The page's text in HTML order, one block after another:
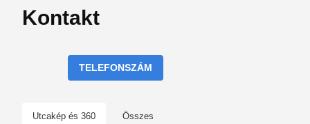
Kontakt
TELEFONSZÁM
Utcakép és 360 Összes